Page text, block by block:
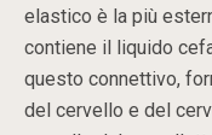
elastico è la più
contiene il liquido
questo connettivo,
del cervello e del